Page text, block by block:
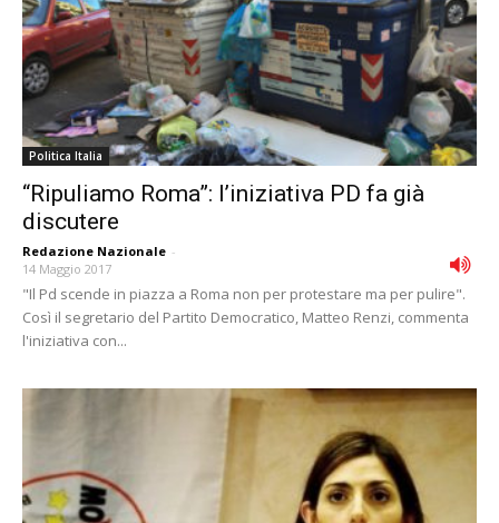
Politica Italia
“Ripuliamo Roma”: l’iniziativa PD fa già
discutere
Redazione Nazionale -
14 Maggio 2017
"Il Pd scende in piazza a Roma non per protestare ma per pulire".
Così il segretario del Partito Democratico, Matteo Renzi, commenta
l'iniziativa con...